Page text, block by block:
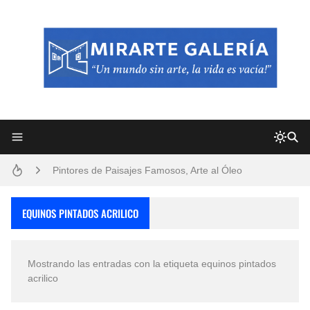
Pintores de Paisajes Famosos, Arte al Óleo
EQUINOS PINTADOS ACRILICO
Mostrando las entradas con la etiqueta equinos pintados
acrilico